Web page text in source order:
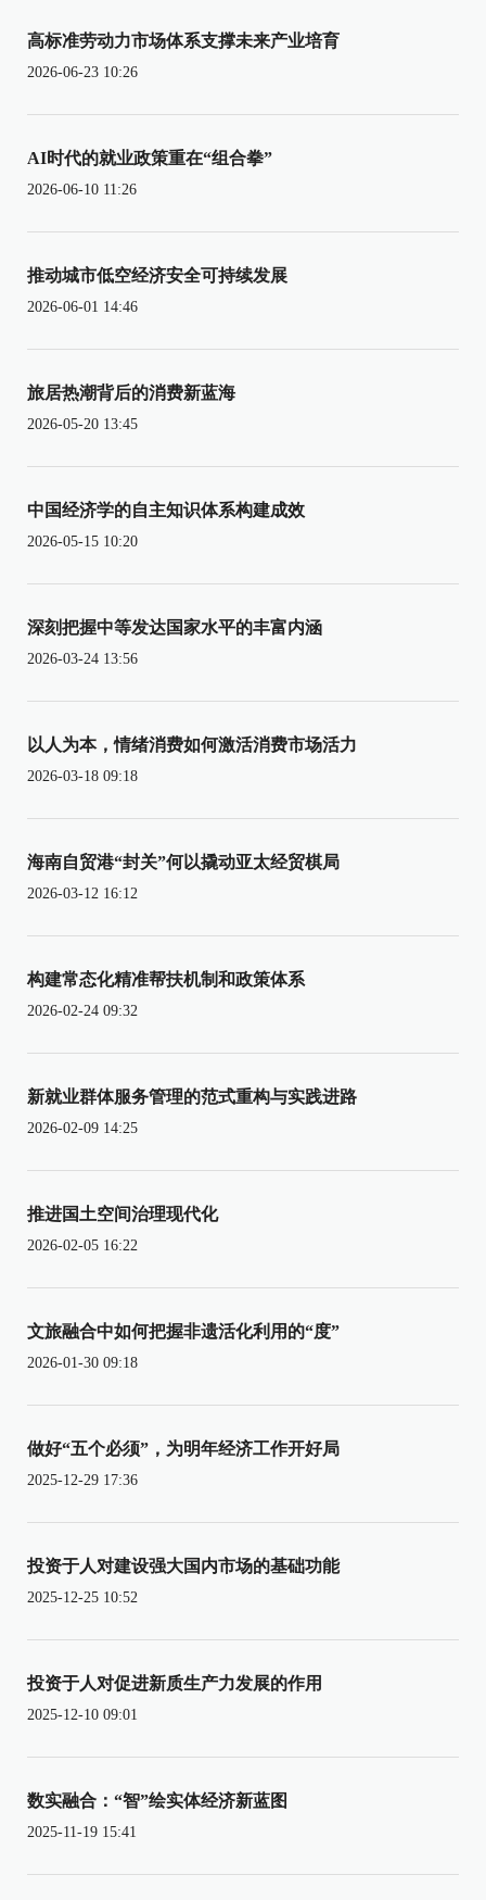
高标准劳动力市场体系支撑未来产业培育
2026-06-23 10:26
AI时代的就业政策重在“组合拳”
2026-06-10 11:26
推动城市低空经济安全可持续发展
2026-06-01 14:46
旅居热潮背后的消费新蓝海
2026-05-20 13:45
中国经济学的自主知识体系构建成效
2026-05-15 10:20
深刻把握中等发达国家水平的丰富内涵
2026-03-24 13:56
以人为本，情绪消费如何激活消费市场活力
2026-03-18 09:18
海南自贸港“封关”何以撬动亚太经贸棋局
2026-03-12 16:12
构建常态化精准帮扶机制和政策体系
2026-02-24 09:32
新就业群体服务管理的范式重构与实践进路
2026-02-09 14:25
推进国土空间治理现代化
2026-02-05 16:22
文旅融合中如何把握非遗活化利用的“度”
2026-01-30 09:18
做好“五个必须”，为明年经济工作开好局
2025-12-29 17:36
投资于人对建设强大国内市场的基础功能
2025-12-25 10:52
投资于人对促进新质生产力发展的作用
2025-12-10 09:01
数实融合：“智”绘实体经济新蓝图
2025-11-19 15:41